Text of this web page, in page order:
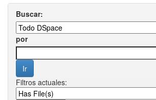
Buscar:
por
Filtros actuales: